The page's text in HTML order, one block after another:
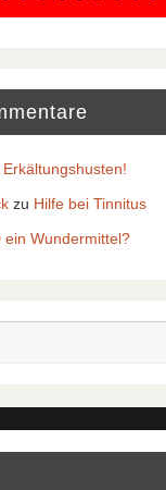
Erkältungshusten!
zu Hilfe bei Tinnitus
ein Wundermittel?